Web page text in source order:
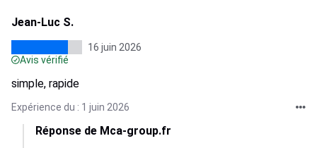
Jean-Luc S.
16 juin 2026
Avis vérifié
simple, rapide
Expérience du : 1 juin 2026
Réponse de Mca-group.fr